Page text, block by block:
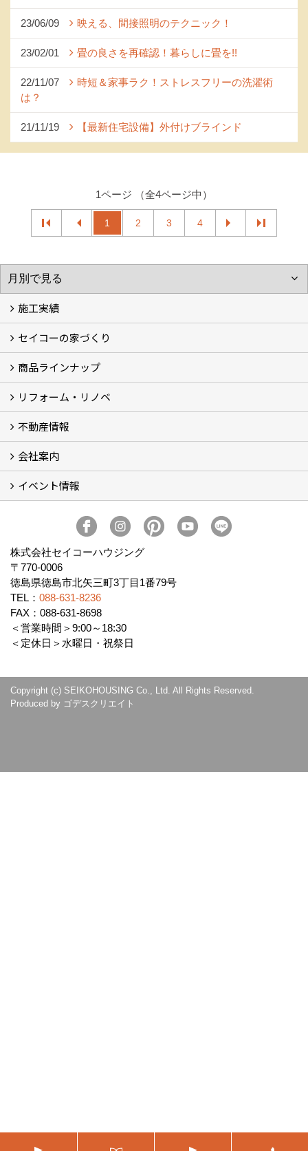
23/06/09 映える、間接照明のテクニック！
23/02/01 畳の良さを再確認！暮らしに畳を!!
22/11/07
時短＆家事ラク！ストレスフリーの洗濯術
は？
21/11/19 【最新住宅設備】外付けブラインド
1ページ （全4ページ中）
1 2 3 4
施工実績
フォトギャラリー
完工事例
お客様の声
セイコーの家づくり
家づくりコンセプト (2)
家づくりの特徴 (16)
□高性能住宅 (4)
□OMソーラーハウス (5)
□55歳からの家づくり
□わざわ座
□快適性 (4)
□光熱費 (3)
家づくりコラム
メンテナンス
商品ラインナップ
モデルハウス「Vita -ヴィータ-」
リノベーション モデルハウス「Crear -クレア-」
平屋の家
建築家とつくる家 (10)
リフォーム・リノベ
セイコーのリフォーム・リノベ
もっと知りたい、セイコーのリフォーム・リノベ
不動産情報
田宮・矢三の不動産ならセイコーハウジング
土地・中古住宅情報
賃貸情報
実家相続
ECOTOWN西矢三第3期・第4期分譲中
会社案内
会社概要
アクセス
スタッフ紹介
家づくりコラム
消費者志向自主宣言
ZEHビルダー2025年度実績報告書
SDGs宣言
リクルート
プライバシーポリシー
ご紹介キャンペーン
イベント情報
イベント予告
イベント報告
株式会社セイコーハウジング
〒770-0006
徳島県徳島市北矢三町3丁目1番79号
TEL： 088-631-8236
FAX：088-631-8698
＜営業時間＞9:00～18:30
＜定休日＞水曜日・祝祭日
Copyright (c) SEIKOHOUSING Co., Ltd. All Rights Reserved.
Produced by ゴデスクリエイト